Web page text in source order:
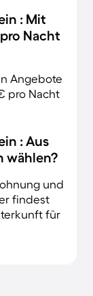
: Mit
Nacht
Angebote
pro Nacht
: Aus
wählen?
und
findest
für